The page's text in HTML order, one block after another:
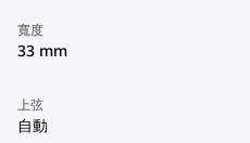
寬度
33 mm
上弦
自動